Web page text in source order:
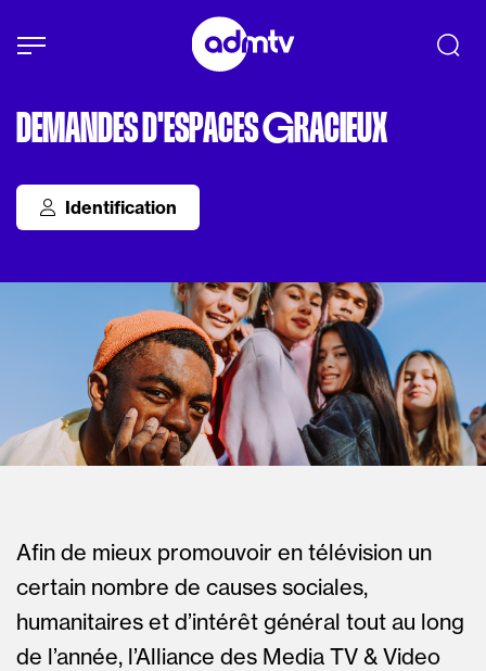
Aller au contenu principal
DEMANDES D'ESPACESGRACIEUX
Identification
Afin de mieux promouvoir en télévision un
certain nombre de causes sociales,
humanitaires et d’intérêt général tout au long
de l’année, l’Alliance des Media TV & Video
Panneau de gestion des cookies